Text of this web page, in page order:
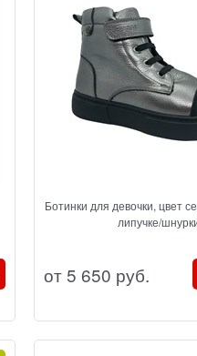
Ботинки для девочки, цвет
липучке/
от5 650 руб.